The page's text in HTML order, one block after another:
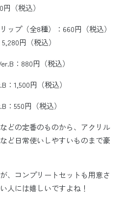
（税込）
ップ（全8種）：660円（税込）
円（税込）
：880円（税込）
：1,500円（税込）
：550円（税込）
どの定番のものから、アクリル
ど日常使いしやすいものまで豪
、コンプリートセットも用意さ
人には嬉しいですよね！